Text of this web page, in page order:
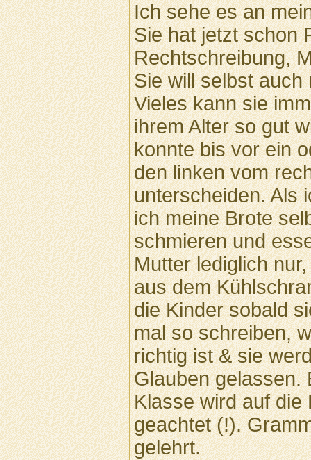
Ich sehe es an
Sie hat jetzt schon
Rechtschreibung,
Sie will selbst
Vieles kann sie
ihrem Alter so gut
konnte bis vor ein
den linken vom
unterscheiden. Als
ich meine Brote
schmieren und
Mutter lediglich
aus dem
die Kinder sobald
mal so schreiben,
richtig ist & sie
Glauben gelassen.
Klasse wird auf die
geachtet (!).
gelehrt.